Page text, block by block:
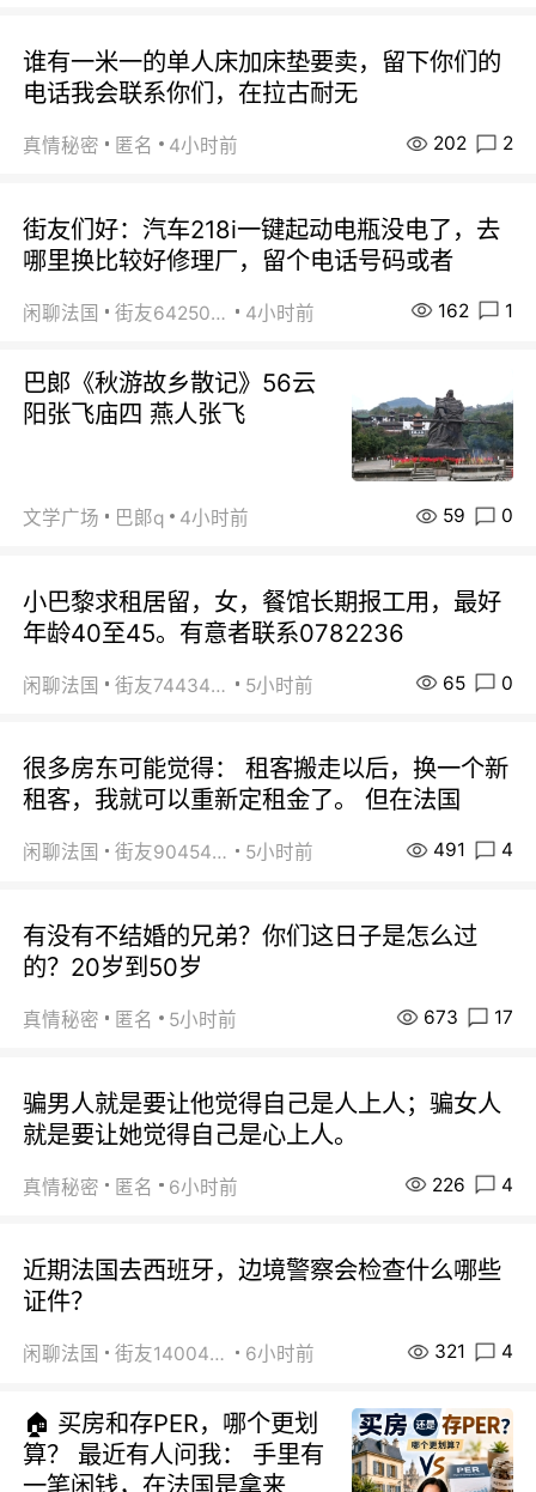
谁有一米一的单人床加床垫要卖，留下你们的
电话我会联系你们，在拉古耐无
真情秘密 匿名 4小时前 202 2
街友们好：汽车218i一键起动电瓶没电了，去
哪里换比较好修理厂，留个电话号码或者
闲聊法国 街友64250024 4小时前 162 1
巴郞《秋游故乡散记》56云
阳张飞庙四 燕人张飞
文学广场 巴郞q 4小时前 59 0
小巴黎求租居留，女，餐馆长期报工用，最好
年龄40至45。有意者联系0782236
闲聊法国 街友74434350 5小时前 65 0
很多房东可能觉得： 租客搬走以后，换一个新
租客，我就可以重新定租金了。 但在法国
闲聊法国 街友90454511 5小时前 491 4
有没有不结婚的兄弟？你们这日子是怎么过
的？20岁到50岁
真情秘密 匿名 5小时前 673 17
骗男人就是要让他觉得自己是人上人；骗女人
就是要让她觉得自己是心上人。
真情秘密 匿名 6小时前 226 4
近期法国去西班牙，边境警察会检查什么哪些
证件？
闲聊法国 街友14004820 6小时前 321 4
🏠 买房和存PER，哪个更划
算？ 最近有人问我： 手里有
一笔闲钱，在法国是拿来